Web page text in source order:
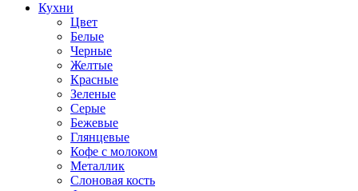
Кухни
Цвет
Белые
Черные
Желтые
Красные
Зеленые
Серые
Бежевые
Глянцевые
Кофе с молоком
Металлик
Слоновая кость